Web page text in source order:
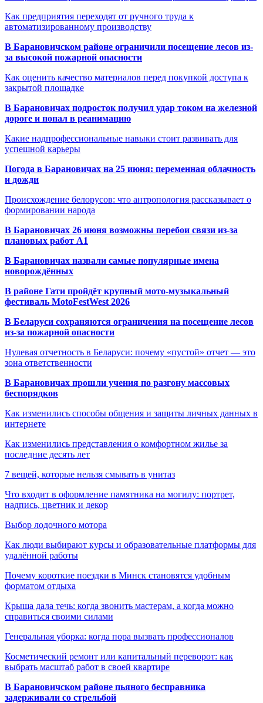
Как предприятия переходят от ручного труда к
автоматизированному производству
В Барановичском районе ограничили посещение лесов из-
за высокой пожарной опасности
Как оценить качество материалов перед покупкой доступа к
закрытой площадке
В Барановичах подросток получил удар током на железной
дороге и попал в реанимацию
Какие надпрофессиональные навыки стоит развивать для
успешной карьеры
Погода в Барановичах на 25 июня: переменная облачность
и дожди
Происхождение белорусов: что антропология рассказывает о
формировании народа
В Барановичах 26 июня возможны перебои связи из-за
плановых работ A1
В Барановичах назвали самые популярные имена
новорождённых
В районе Гати пройдёт крупный мото-музыкальный
фестиваль MotoFestWest 2026
В Беларуси сохраняются ограничения на посещение лесов
из-за пожарной опасности
Нулевая отчетность в Беларуси: почему «пустой» отчет — это
зона ответственности
В Барановичах прошли учения по разгону массовых
беспорядков
Как изменились способы общения и защиты личных данных в
интернете
Как изменились представления о комфортном жилье за
последние десять лет
7 вещей, которые нельзя смывать в унитаз
Что входит в оформление памятника на могилу: портрет,
надпись, цветник и декор
Выбор лодочного мотора
Как люди выбирают курсы и образовательные платформы для
удалённой работы
Почему короткие поездки в Минск становятся удобным
форматом отдыха
Крыша дала течь: когда звонить мастерам, а когда можно
справиться своими силами
Генеральная уборка: когда пора вызвать профессионалов
Косметический ремонт или капитальный переворот: как
выбрать масштаб работ в своей квартире
В Барановичском районе пьяного бесправника
задерживали со стрельбой